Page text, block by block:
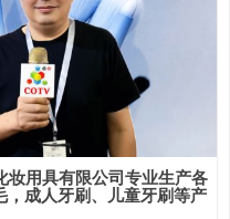
妆用具有限公司专业生产各
成人牙刷、儿童牙刷等产